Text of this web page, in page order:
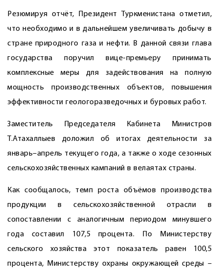
Резюмируя отчёт, Президент Туркменистана отметил,
что необходимо и в дальнейшем увеличивать добычу в
стране природного газа и нефти. В данной связи глава
государства поручил вице-премьеру принимать
комплексные меры для задействования на полную
мощность производственных объектов, повышения
эффективности геологоразведочных и буровых работ.
Заместитель Председателя Кабинета Министров
Т.Атахаллыев доложил об итогах деятельности за
январь–апрель текущего года, а также о ходе сезонных
сельскохозяйственных кампаний в велаятах страны.
Как сообщалось, темп роста объёмов производства
продукции в сельскохозяйственной отрасли в
сопоставлении с аналогичным периодом минувшего
года составил 107,5 процента. По Министерству
сельского хозяйства этот показатель равен 100,5
процента, Министерству охраны окружающей среды –